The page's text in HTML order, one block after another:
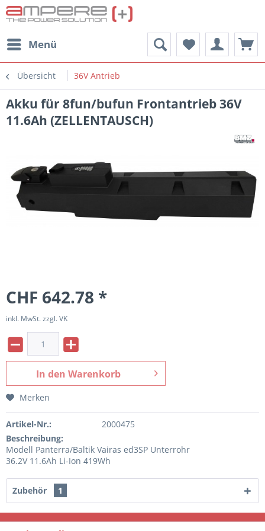
Menü
Übersicht 36V Antrieb
Akku für 8fun/bufun Frontantrieb 36V
11.6Ah (ZELLENTAUSCH)
CHF 642.78 *
inkl. MwSt. zzgl. VK
In den Warenkorb
Merken
Artikel-Nr.:
2000475
Beschreibung:
Modell Panterra/Baltik Vairas ed3SP Unterrohr
36.2V 11.6Ah Li-Ion 419Wh
Zubehör 1